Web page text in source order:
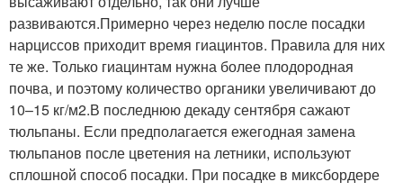
развиваются.Примерно через неделю после посадки
нарциссов приходит время гиацинтов. Правила для них
те же. Только гиацинтам нужна более плодородная
почва, и поэтому количество органики увеличивают до
10–15 кг/м2.В последнюю декаду сентября сажают
тюльпаны. Если предполагается ежегодная замена
тюльпанов после цветения на летники, используют
сплошной способ посадки. При посадке в миксбордере